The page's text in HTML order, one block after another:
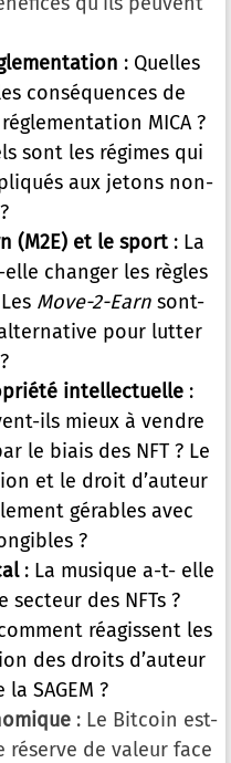
: Quelles
conséquences de
MICA ?
sont les régimes qui
aux jetons non-
(M2E) et le sport : La
changer les règles
Move-2-Earn sont-
pour lutter
intellectuelle :
ils mieux à vendre
le biais des NFT ? Le
et le droit d’auteur
gérables avec
?
: La musique a-t- elle
secteur des NFTs ?
réagissent les
des droits d’auteur
SAGEM ?
: Le Bitcoin est-
réserve de valeur face